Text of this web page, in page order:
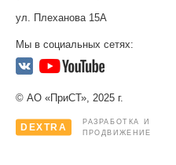
ул. Плеханова 15А
Мы в социальных сетях:
© АО «ПриСТ», 2025 г.
DEXTRA
РАЗРАБОТКА И
ПРОДВИЖЕНИЕ